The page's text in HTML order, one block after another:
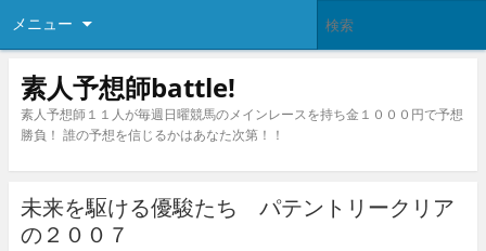
メニュー
素人予想師battle!
素人予想師１１人が毎週日曜競馬のメインレースを持ち金１０００円で予想
勝負！ 誰の予想を信じるかはあなた次第！！
未来を駆ける優駿たち パテントリークリア
の２００７